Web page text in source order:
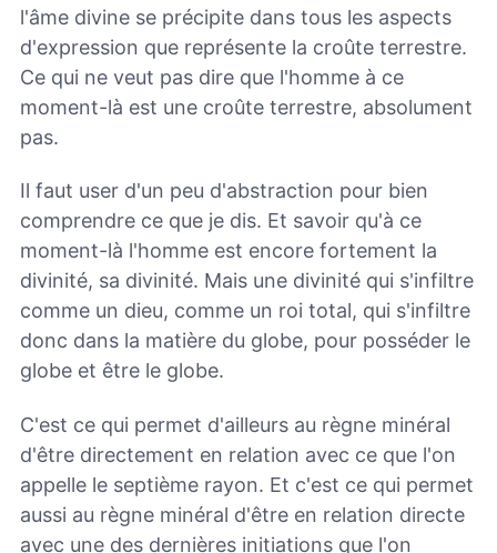
l'âme divine se précipite dans tous les aspects
d'expression que représente la croûte terrestre.
Ce qui ne veut pas dire que l'homme à ce
moment-là est une croûte terrestre, absolument
pas.
Il faut user d'un peu d'abstraction pour bien
comprendre ce que je dis. Et savoir qu'à ce
moment-là l'homme est encore fortement la
divinité, sa divinité. Mais une divinité qui s'infiltre
comme un dieu, comme un roi total, qui s'infiltre
donc dans la matière du globe, pour posséder le
globe et être le globe.
C'est ce qui permet d'ailleurs au règne minéral
d'être directement en relation avec ce que l'on
appelle le septième rayon. Et c'est ce qui permet
aussi au règne minéral d'être en relation directe
avec une des dernières initiations que l'on